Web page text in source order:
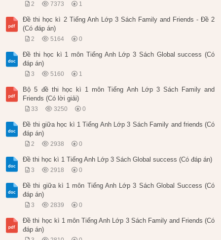
2 7373 1
Đề thi học kì 2 Tiếng Anh Lớp 3 Sách Family and Friends - Đề 2
(Có đáp án)
2 5164 0
Đề thi học kì 1 môn Tiếng Anh Lớp 3 Sách Global success (Có
đáp án)
3 5160 1
Bộ 5 đề thi học kì 1 môn Tiếng Anh Lớp 3 Sách Family and
Friends (Có lời giải)
33 3250 0
Đề thi giữa học kì 1 Tiếng Anh Lớp 3 Sách Family and friends (Có
đáp án)
2 2938 0
Đề thi học kì 1 Tiếng Anh Lớp 3 Sách Global success (Có đáp án)
3 2918 0
Đề thi giữa kì 1 môn Tiếng Anh Lớp 3 Sách Global Success (Có
đáp án)
3 2839 0
Đề thi học kì 1 môn Tiếng Anh Lớp 3 Sách Family and Friends (Có
đáp án)